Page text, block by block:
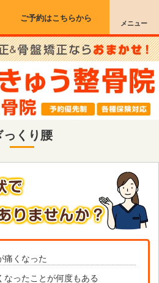
ご予約はこちらから
メニュー
っくり腰
痛くなった
なったことが何度もある